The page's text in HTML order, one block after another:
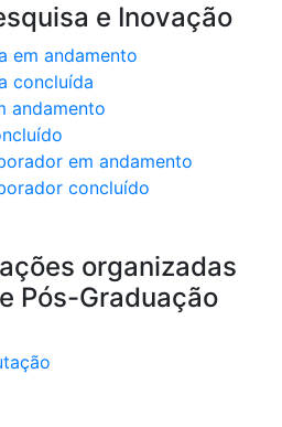
e Inovação
em andamento
concluída
andamento
em andamento
concluído
organizadas
Pós-Graduação